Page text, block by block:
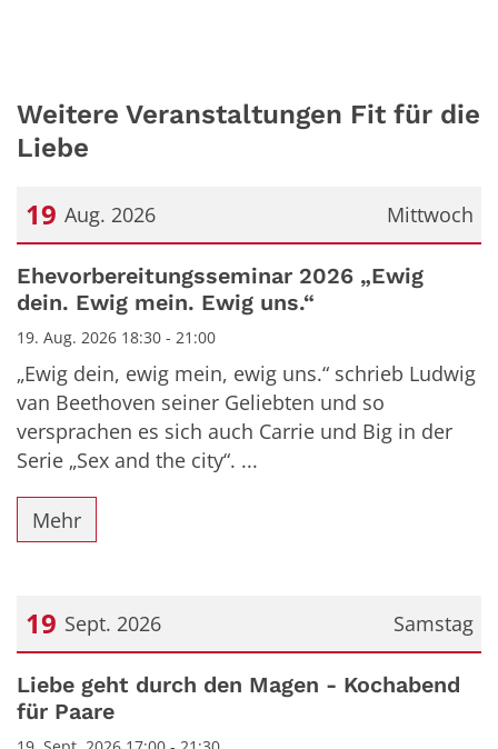
Weitere Veranstaltungen Fit für die
Liebe
Mittwoch
19 Aug. 2026
Datum: 19. August 2026
Ehevorbereitungsseminar 2026 „Ewig
dein. Ewig mein. Ewig uns.“
19. Aug. 2026 18:30 - 21:00
„Ewig dein, ewig mein, ewig uns.“ schrieb Ludwig
van Beethoven seiner Geliebten und so
versprachen es sich auch Carrie und Big in der
Serie „Sex and the city“. ...
Mehr
Samstag
19 Sept. 2026
Datum: 19. September 2026
Liebe geht durch den Magen - Kochabend
für Paare